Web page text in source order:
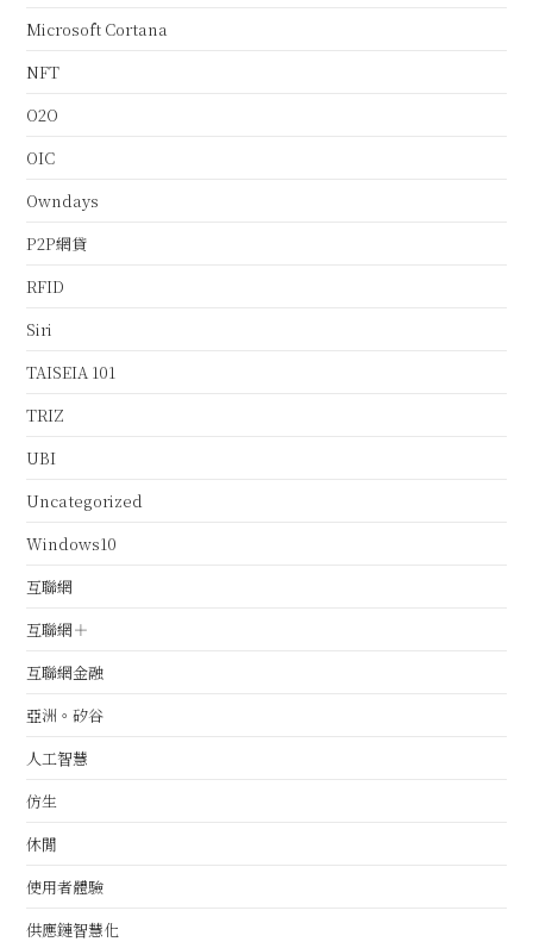
Microsoft Cortana
NFT
O2O
OIC
Owndays
P2P網貸
RFID
Siri
TAISEIA 101
TRIZ
UBI
Uncategorized
Windows10
互聯網
互聯網＋
互聯網金融
亞洲。矽谷
人工智慧
仿生
休閒
使用者體驗
供應鏈智慧化